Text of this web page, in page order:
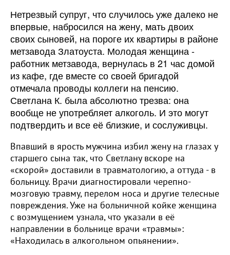
Нетрезвый супруг, что случилось уже далеко не
впервые, набросился на жену, мать двоих
своих сыновей, на пороге их квартиры в районе
метзавода Златоуста. Молодая женщина -
работник метзавода, вернулась в 21 час домой
из кафе, где вместе со своей бригадой
отмечала проводы коллеги на пенсию.
Светлана К. была абсолютно трезва: она
вообще не употребляет алкоголь. И это могут
подтвердить и все её близкие, и сослуживцы.
Впавший в ярость мужчина избил жену на глазах у
старшего сына так, что Светлану вскоре на
«скорой» доставили в травматологию, а оттуда - в
больницу. Врачи диагностировали черепно-
мозговую травму, перелом носа и другие телесные
повреждения. Уже на больничной койке женщина
с возмущением узнала, что указали в её
направлении в больнице врачи «травмы»:
«Находилась в алкогольном опьянении».